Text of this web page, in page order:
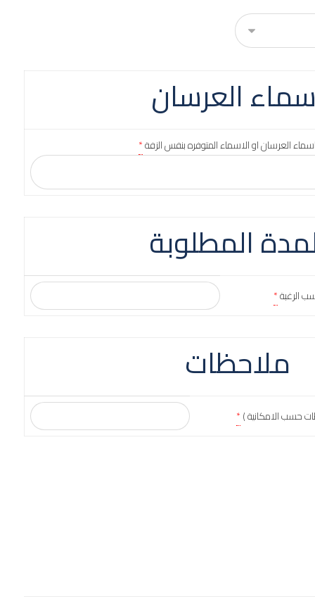
العرسان
العرسان او الاسماء المتوفره بنفس الزفة*
المطلوبة
الرغبة*
ملاحظات
حسب الامكانية )*